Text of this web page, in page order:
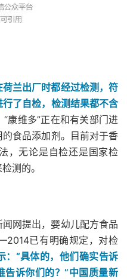
兰出厂时都经过检测，符
了自检，检测结果都不含
康维多”正在和有关部门进
食品添加剂。目前对于香
，无论是自检还是国家检
测的。
网提出，婴幼儿配方食品
已有明确规定，对检
：“具体的，他们确实告诉
告诉你们的？”中国质量新